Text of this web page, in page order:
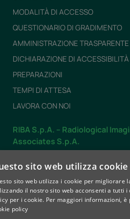
MODALITÀ DI ACCESSO
QUESTIONARIO DI GRADIMENTO
AMMINISTRAZIONE TRASPARENTE
DICHIARAZIONE DI ACCESSIBILITÀ
PREPARAZIONI
TEMPI DI ATTESA
LAVORA CON NOI
RIBA S.p.A. – Radiological
Associates S.p.A.
dalle 7.30 alle 19.30
SABATO
dalle 8.00 alle 12.30
Contatti
sito web utilizza cookie
sito web utilizza i cookie per migliorare
il nostro sito web acconsenti a tutti
per i cookie. Per maggiori informazioni,
policy